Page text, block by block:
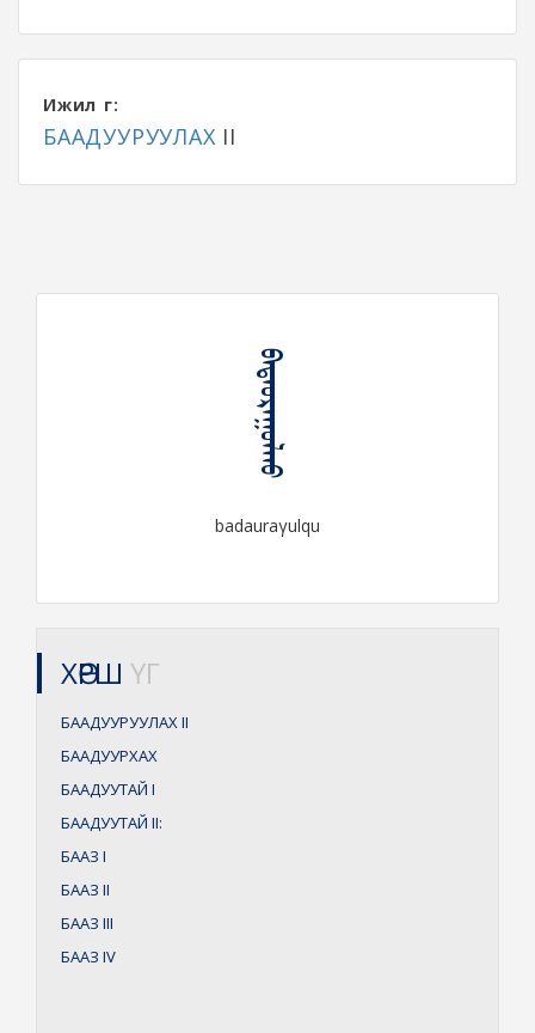
Ижил үг:
БААДУУРУУЛАХ II
ᠪᠠᠳᠠᠤᠷᠠᠭᠤᠯᠬᠤ
badauraγulqu
ХӨРШ ҮГ
БААДУУРУУЛАХII
БААДУУРХАХ
БААДУУТАЙ I
БААДУУТАЙ II:
БААЗ I
БААЗ II
БААЗ III
БААЗ IV